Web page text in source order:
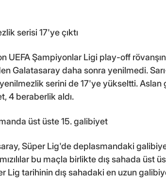
serisi 17'ye çıktı
UEFA Şampiyonlar Ligi play-off
Galatasaray daha sonra yenilmedi. Sarı-
serini de 17'ye yükseltti. Aslan
4 beraberlik aldı.
üst üste 15. galibiyet
Süper Lig'de deplasmandaki
bu maçla birlikte dış sahada üst
Lig tarihinin dış sahadaki en uzun